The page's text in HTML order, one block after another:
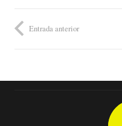
Entrada anterior